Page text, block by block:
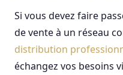
Si vous devez faire
de vente à un réseau
distribution
échangez vos besoins